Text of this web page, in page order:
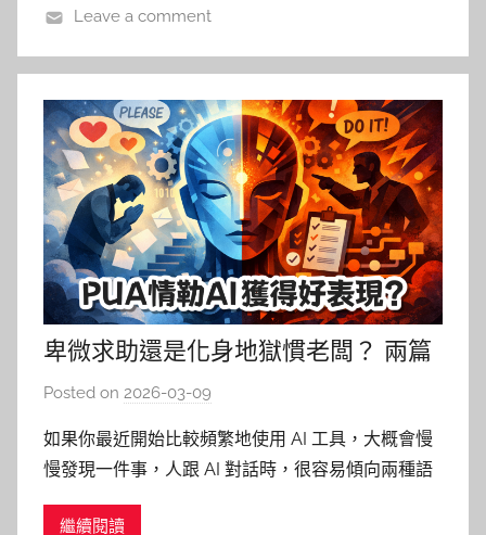
Leave a comment
卑微求助還是化身地獄慣老闆？ 兩篇
研究揭露 Prompt 語氣如何影響 AI 表
Posted on 2026-03-09
柯
文
如果你最近開始比較頻繁地使用 AI 工具，大概會慢
慢發現一件事，人跟 AI 對話時，很容易傾向兩種語
式」；每次要求 AI 幫忙整理文獻、改句子、潤稿，
繼續閱讀